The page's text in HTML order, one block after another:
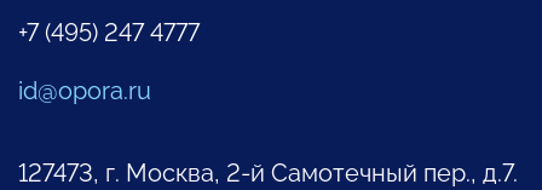
+7 (495) 247 4777
id@opora.ru
127473, г. Москва, 2-й Самотечный пер., д.7.